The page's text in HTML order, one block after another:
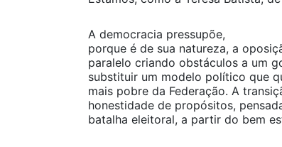
A democracia pressupõe,
porque é de sua natureza, a
paralelo criando obstáculos a um
substituir um modelo político que
mais pobre da Federação. A
honestidade de propósitos,
batalha eleitoral, a partir do bem